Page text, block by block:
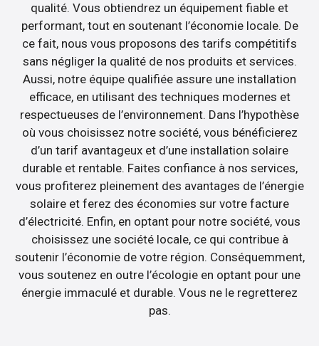
qualité. Vous obtiendrez un équipement fiable et
performant, tout en soutenant l’économie locale. De
ce fait, nous vous proposons des tarifs compétitifs
sans négliger la qualité de nos produits et services.
Aussi, notre équipe qualifiée assure une installation
efficace, en utilisant des techniques modernes et
respectueuses de l’environnement. Dans l’hypothèse
où vous choisissez notre société, vous bénéficierez
d’un tarif avantageux et d’une installation solaire
durable et rentable. Faites confiance à nos services,
vous profiterez pleinement des avantages de l’énergie
solaire et ferez des économies sur votre facture
d’électricité. Enfin, en optant pour notre société, vous
choisissez une société locale, ce qui contribue à
soutenir l’économie de votre région. Conséquemment,
vous soutenez en outre l’écologie en optant pour une
énergie immaculé et durable. Vous ne le regretterez
pas.